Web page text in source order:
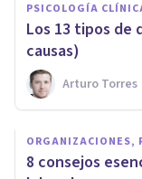
PSICOLOGÍA
​Los 13 tipos de
causas)
Arturo Torres
ORGANIZACIONES,
8 consejos